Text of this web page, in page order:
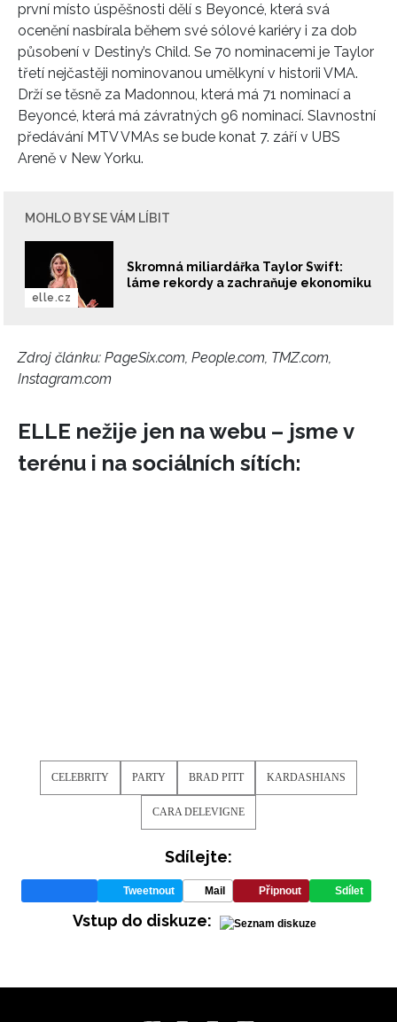
NEWSLETTER
první místo úspěšnosti dělí s Beyoncé, která svá
ocenění nasbírala během své sólové kariéry i za dob
působení v Destiny’s Child. Se 70 nominacemi je Taylor
třetí nejčastěji nominovanou umělkyní v historii VMA.
Drží se těsně za Madonnou, která má 71 nominací a
Beyoncé, která má závratných 96 nominací. Slavnostní
předávání MTV VMAs se bude konat 7. září v UBS
Areně v New Yorku.
MOHLO BY SE VÁM LÍBIT
Skromná miliardářka Taylor Swift:
láme rekordy a zachraňuje ekonomiku
elle.cz
Zdroj článku: PageSix.com, People.com, TMZ.com,
Instagram.com
ELLE nežije jen na webu – jsme v
terénu i na sociálních sítích:
CELEBRITY PARTY BRAD PITT KARDASHIANS
CARA DELEVIGNE
Sdílejte:
Tweetnout Mail Připnout Sdílet
Vstup do diskuze: